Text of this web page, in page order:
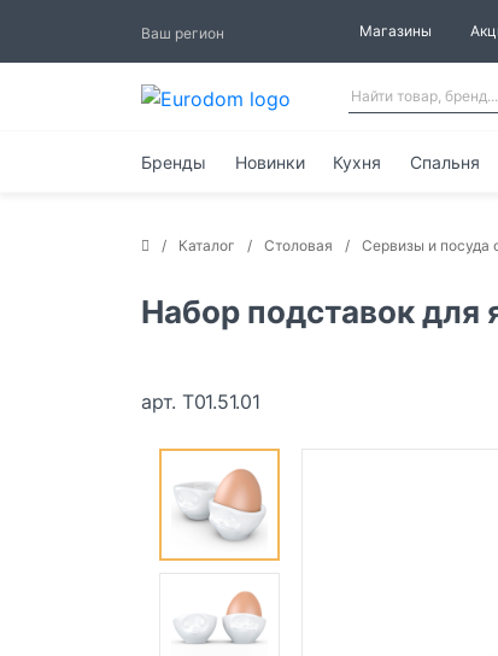
Ваш регион Магазины
Бренды Новинки Кухня Спальня
Каталог Столовая Сервизы и посуда
Набор подставок
арт. T01.51.01